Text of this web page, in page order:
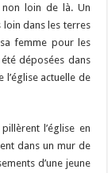
non loin de là. Un
dans les terres
femme pour les
déposées dans
l’église actuelle de
l’église en
dans un mur de
d’une jeune